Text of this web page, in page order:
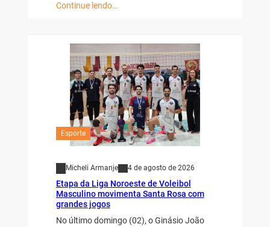
Continue lendo…
Esporte
Micheli Armanje 4 de agosto de 2026
Etapa da Liga Noroeste de Voleibol
Masculino movimenta Santa Rosa com
grandes jogos
No último domingo (02), o Ginásio João